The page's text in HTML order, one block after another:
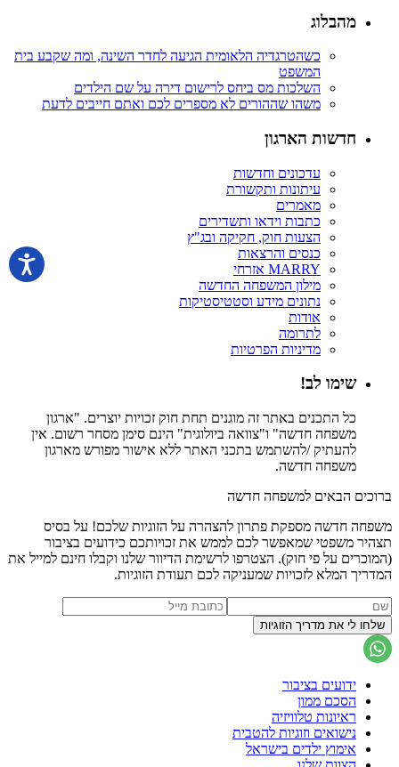
מהבלוג
כשהטרגדיה הלאומית הגיעה לחדר השינה, ומה שקבע בית
המשפט
השלכות מס ביחס לרישום דירה על שם הילדים
משהו שההורים לא מספרים לכם ואתם חייבים לדעת
חדשות הארגון
עדכונים וחדשות
עיתונות ותקשורת
מאמרים
כתבות וידאו ותשדירים
הצעות חוק, חקיקה ובג"ץ
כנסים והרצאות
MARRY אזרחי
מילון המשפחה החדשה
נתונים מידע וסטטיסטיקות
אודות
לתרומה
מדיניות הפרטיות
שימו לב!
כל התכנים באתר זה מוגנים תחת חוק זכויות יוצרים. "ארגון
משפחה חדשה" ו"צוואה ביולוגית" הינם סימן מסחר רשום. אין
להעתיק /להשתמש בתכני האתר ללא אישור מפורש מארגון
משפחה חדשה.
ברוכים הבאים למשפחה חדשה
משפחה חדשה מספקת פתרון להצהרה על הזוגיות שלכם! על בסיס
תצהיר משפטי שמאפשר לכם לממש את זכויותכם כידועים בציבור
(המוכרים על פי חוק). הצטרפו לרשימת הדיוור שלנו וקבלו חינם למייל את
המדריך המלא לזכויות שמעניקה לכם תעודת הזוגיות.
ידועים בציבור
הסכם ממון
ראיונות טלוויזיה
נישואים וזוגיות להטבית
אימוץ ילדים בישראל